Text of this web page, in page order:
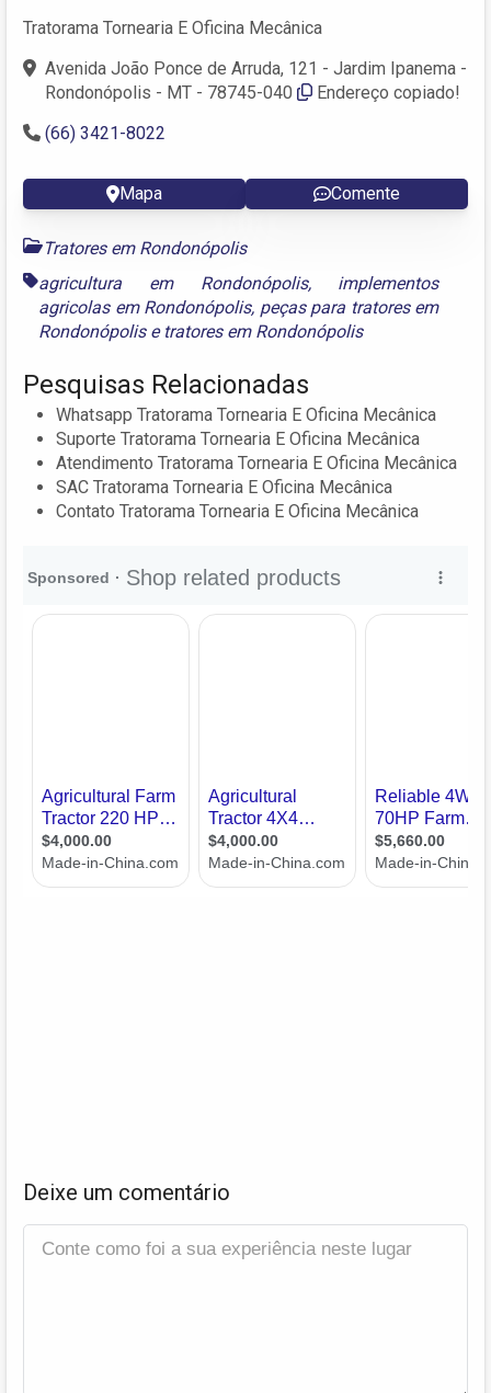
Tratorama Tornearia E Oficina Mecânica
Avenida João Ponce de Arruda, 121 - Jardim Ipanema -
Rondonópolis - MT - 78745-040
Endereço copiado!
(66) 3421-8022
Mapa Comente
Tratores em Rondonópolis
agricultura em Rondonópolis, implementos
agricolas em Rondonópolis, peças para tratores em
Rondonópolise tratores em Rondonópolis
Pesquisas Relacionadas
Whatsapp Tratorama Tornearia E Oficina Mecânica
Suporte Tratorama Tornearia E Oficina Mecânica
Atendimento Tratorama Tornearia E Oficina Mecânica
SAC Tratorama Tornearia E Oficina Mecânica
Contato Tratorama Tornearia E Oficina Mecânica
Deixe um comentário